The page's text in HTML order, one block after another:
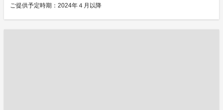
ご提供予定時期：2024年４月以降